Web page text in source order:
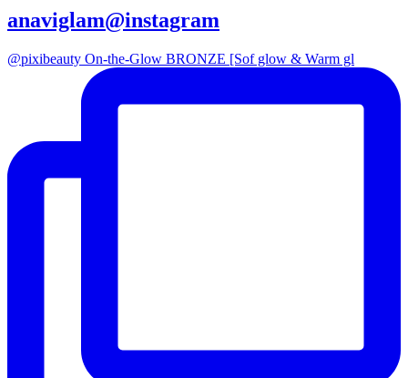
anaviglam@instagram
@pixibeauty On-the-Glow BRONZE [Sof glow & Warm gl